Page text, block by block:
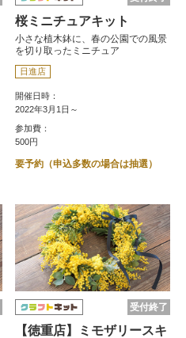
桜ミニチュアキット
小さな植木鉢に、春の公園での風景
を切り取ったミニチュア
日進店
開催日時：
2022年3月1日～
参加費：
500円
要予約（申込多数の場合は抽選）
受付終了
【徳重店】ミモザリースキ